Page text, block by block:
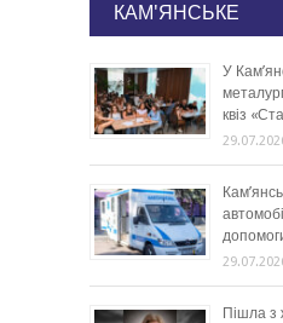
КАМ'ЯНСЬКЕ
У
квіз
Пішла з